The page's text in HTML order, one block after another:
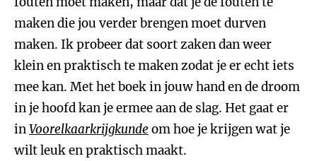
maken die jou verder brengen moet durven
maken. Ik probeer dat soort zaken dan weer
klein en praktisch te maken zodat je er echt iets
mee kan. Met het boek in jouw hand en de droom
in je hoofd kan je ermee aan de slag. Het gaat er
inVoorelkaarkrijgkunde om hoe je krijgen wat je
wilt leuk en praktisch maakt.